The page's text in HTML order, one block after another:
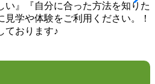
い』『自分に合った方法を知りた
学や体験をご利用ください。！
ております♪